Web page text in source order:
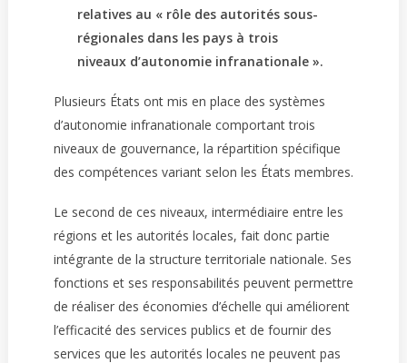
relatives au « rôle des autorités sous-
régionales dans les pays à trois
niveaux d’autonomie infranationale ».
Plusieurs États ont mis en place des systèmes
d’autonomie infranationale comportant trois
niveaux de gouvernance, la répartition spécifique
des compétences variant selon les États membres.
Le second de ces niveaux, intermédiaire entre les
régions et les autorités locales, fait donc partie
intégrante de la structure territoriale nationale. Ses
fonctions et ses responsabilités peuvent permettre
de réaliser des économies d’échelle qui améliorent
l’efficacité des services publics et de fournir des
services que les autorités locales ne peuvent pas